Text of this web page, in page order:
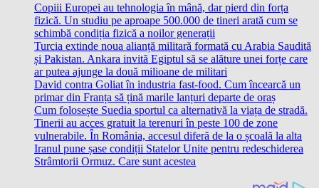
Copiii Europei au tehnologia în mână, dar pierd din forța
fizică. Un studiu pe aproape 500.000 de tineri arată cum se
schimbă condiția fizică a noilor generații
Turcia extinde noua alianță militară formată cu Arabia Saudită
și Pakistan. Ankara invită Egiptul să se alăture unei forțe care
ar putea ajunge la două milioane de militari
David contra Goliat în industria fast-food. Cum încearcă un
primar din Franța să țină marile lanțuri departe de oraș
Cum folosește Suedia sportul ca alternativă la viața de stradă.
Tinerii au acces gratuit la terenuri în peste 100 de zone
vulnerabile. În România, accesul diferă de la o școală la alta
Iranul pune șase condiții Statelor Unite pentru redeschiderea
Strâmtorii Ormuz. Care sunt acestea